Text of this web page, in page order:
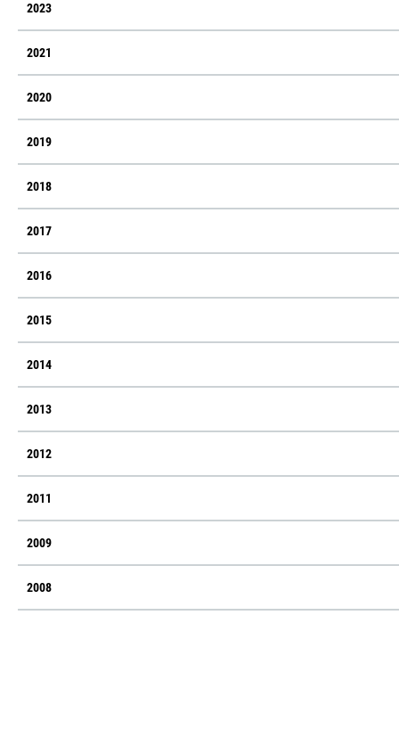
2023
2021
2020
2019
2018
2017
2016
2015
2014
2013
2012
2011
2009
2008